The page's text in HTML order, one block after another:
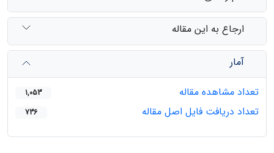
ارجاع به این مقاله
آمار
تعداد مشاهده مقاله
1,053
تعداد دریافت فایل اصل مقاله 736